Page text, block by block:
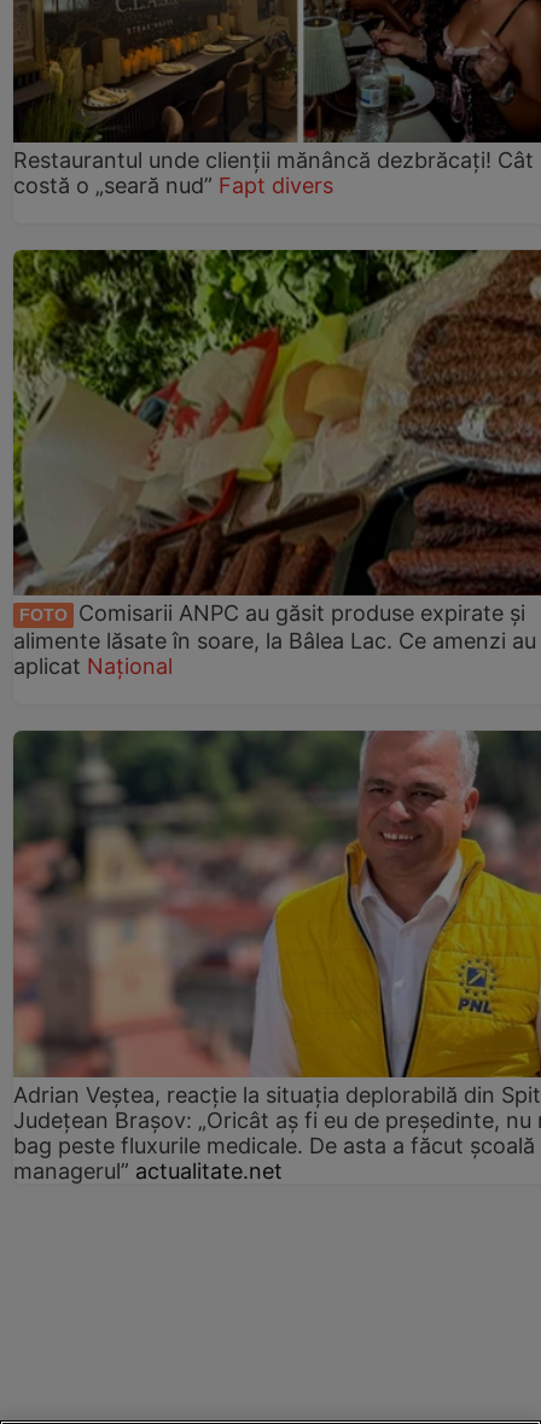
Restaurantul unde clienții mănâncă dezbrăcați! Cât
costă o „seară nud” Fapt divers
FOTO
Comisarii ANPC au găsit produse expirate și
alimente lăsate în soare, la Bâlea Lac. Ce amenzi au
aplicat Național
Adrian Veștea, reacție la situația deplorabilă din
Județean Brașov: „Oricât aș fi eu de președinte, nu
bag peste fluxurile medicale. De asta a făcut școală
managerul” actualitate.net